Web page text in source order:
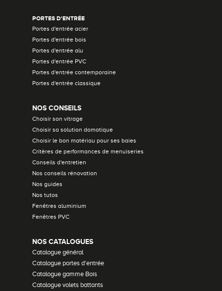
PORTES D'ENTRÉE
Portes d'entrée acier
Portes d'entrée bois
Portes d'entrée alu
Portes d'entrée PVC
Portes d'entrée contemporaine
Portes d'entrée classique
NOS CONSEILS
Choisir son vitrage
Choisir sa solution domotique
Choisir le bon matériau pour ses baies
Critères de performances de menuiseries
Conseils d'entretien
Nos conseils rénovation
Nos guides
Nos tutos
Fenêtres aluminium
Fenêtres PVC
NOS CATALOGUES
Catalogue général
Catalogue portes d'entrée
Catalogue gamme Bois
Catalogue volets battants